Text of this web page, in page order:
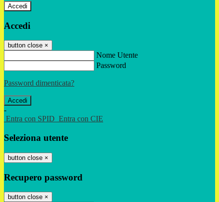
Accedi
Accedi
button close ×
Nome Utente
Password
Password dimenticata?
-
Entra con SPID Entra con CIE
Seleziona utente
button close ×
Recupero password
button close ×